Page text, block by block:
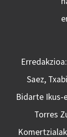
Saez,
Bidarte Ikus-
Torres